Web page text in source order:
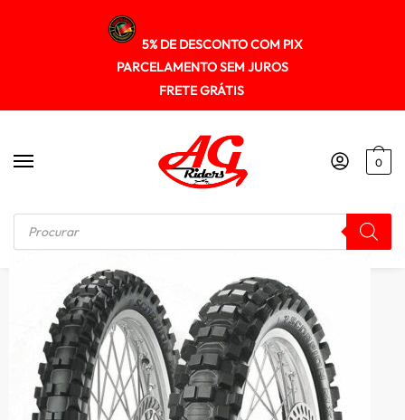
5% DE DESCONTO COM PIX
PARCELAMENTO SEM JUROS
FRETE GRÁTIS
0
Início / PNEUS Pneu Pirelli 110/100-18 Scorpion Mx Extra X (tt) 64m (t)